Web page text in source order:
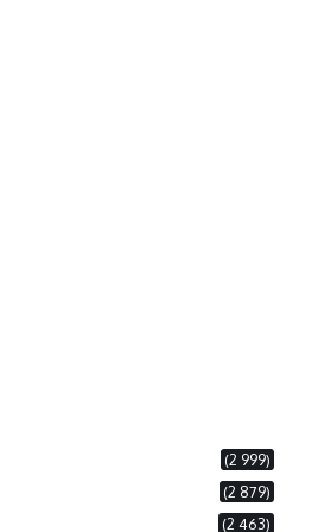
(2 999)
(2 879)
(2 463)